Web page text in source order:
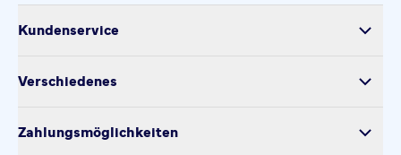
Kundenservice
Produktsicherheit
Verschiedenes
Zahlungsmöglichkeiten